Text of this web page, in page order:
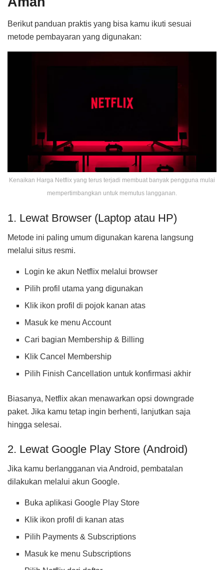
Berikut panduan praktis yang bisa kamu ikuti sesuai
metode pembayaran yang digunakan:
Kenaikan Harga Netflix yang terus terjadi membuat banyak pengguna mulai
mempertimbangkan untuk memutus langganan.
1. Lewat Browser (Laptop atau HP)
Metode ini paling umum digunakan karena langsung
melalui situs resmi.
Login ke akun Netflix melalui browser
Pilih profil utama yang digunakan
Klik ikon profil di pojok kanan atas
Masuk ke menu Account
Cari bagian Membership & Billing
Klik Cancel Membership
Pilih Finish Cancellation untuk konfirmasi akhir
Biasanya, Netflix akan menawarkan opsi downgrade
paket. Jika kamu tetap ingin berhenti, lanjutkan saja
hingga selesai.
2. Lewat Google Play Store (Android)
Jika kamu berlangganan via Android, pembatalan
dilakukan melalui akun Google.
Buka aplikasi Google Play Store
Klik ikon profil di kanan atas
Pilih Payments & Subscriptions
Masuk ke menu Subscriptions